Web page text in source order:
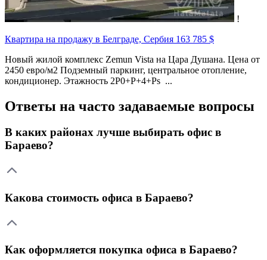
!
Квартира на продажу в Белграде, Сербия 163 785 $
Новый жилой комплекс Zemun Vista на Цара Душана. Цена от
2450 евро/м2 Подземный паркинг, центральное отопление,
кондиционер. Этажность 2P0+P+4+Ps ...
Ответы на часто задаваемые вопросы
В каких районах лучше выбирать офис в
Бараево?
Какова стоимость офиса в Бараево?
Как оформляется покупка офиса в Бараево?